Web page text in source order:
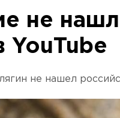
не
YouTube
не нашел